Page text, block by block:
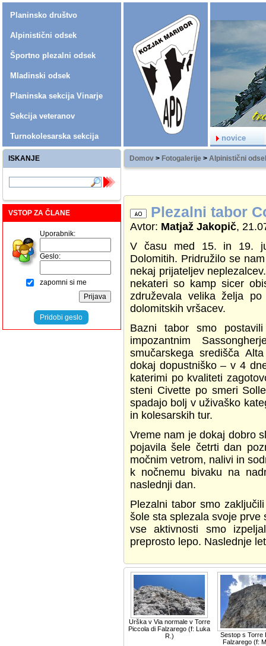
Planinsko društvo
Alpinistični odsek
Športno plezalni odsek
Mladinski odsek
Planinska sekcija Vinarje
Sekcija veteranov
Turnokolesarska sekcija novice
ISKANJE
VSTOP ZA ČLANE
Uporabnik:
Geslo:
zapomni si me
Pridobi geslo
Domov > Fotogalerije > Alpinistični
Plezalni tabor
Avtor: Matjaž Jakopič,
V času med 15. in 19.
Dolomitih. Pridružilo se
nekaj prijateljev
nekateri so kamp sicer
združevala velika želja
dolomitskih vršacev.
Bazni tabor smo
impozantnim
smučarskega središča
dokaj dopustniško – v 4
katerimi po kvaliteti
steni Civette po smeri
spadajo bolj v uživaško
in kolesarskih tur.
Vreme nam je dokaj dobro
pojavila šele četrti dan
močnim vetrom, nalivi in
k nočnemu bivaku na
naslednji dan.
Plezalni tabor smo
šole sta splezala svoje prve
vse aktivnosti smo
preprosto lepo. Naslednje
Urška v Via normale v Torre
Piccola di Falzarego (f: Luka
R.)
Sestop s Torre
Falzarego (f: